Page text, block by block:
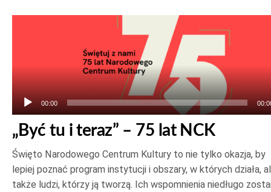
00:00
„Być tu i teraz” – 75 lat NCK
Święto Narodowego Centrum Kultury to nie tylko okazja, by
lepiej poznać program instytucji i obszary, w których działa,
także ludzi, którzy ją tworzą. Ich wspomnienia niedługo